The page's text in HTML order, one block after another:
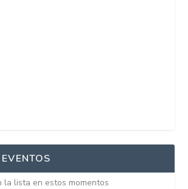
la lista en estos momentos